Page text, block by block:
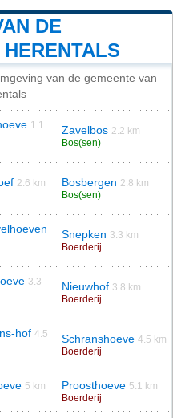
DE
van de gemeente van
1.1
Zavelbos 2.2 km
Bos(sen)
2.6 km
Bosbergen 2.8 km
Bos(sen)
Snepken 3.3 km
Boerderij
3.3
Nieuwhof 3.8 km
Boerderij
hof 4.5
Schranshoeve 4.5 km
Boerderij
5 km
Proosthoeve 5.1 km
Boerderij